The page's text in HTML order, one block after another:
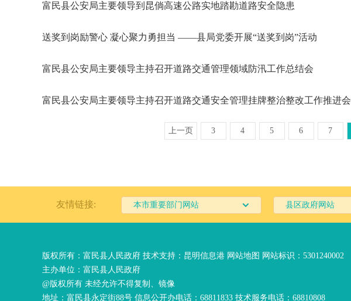
富民县公安局主要领导到昆倘高速公路实地踏勘道路安全隐患
送奖到岗励警心 凝心聚力勇担当 ——县局党委开展“送奖到岗”活动
富民县公安局主要领导主持召开道路交通管理领域防汛工作总结会
富民县公安局主要领导主持召开道路交通安全管理挂牌整治整改工作推进会
上一页 3 4 5 6 7
友情链接: 本市重要部门网站 县区政府网站
版权所有：富民县人民政府 技术支持： 昆明信息港 网站地图 网站标识：5301240002
主办单位：富民县人民政府
@版权所有 未经允许不得复制、镜像
地址：富民县永定街88号 信息公开办电话：68811833 技术服务电话：68810808